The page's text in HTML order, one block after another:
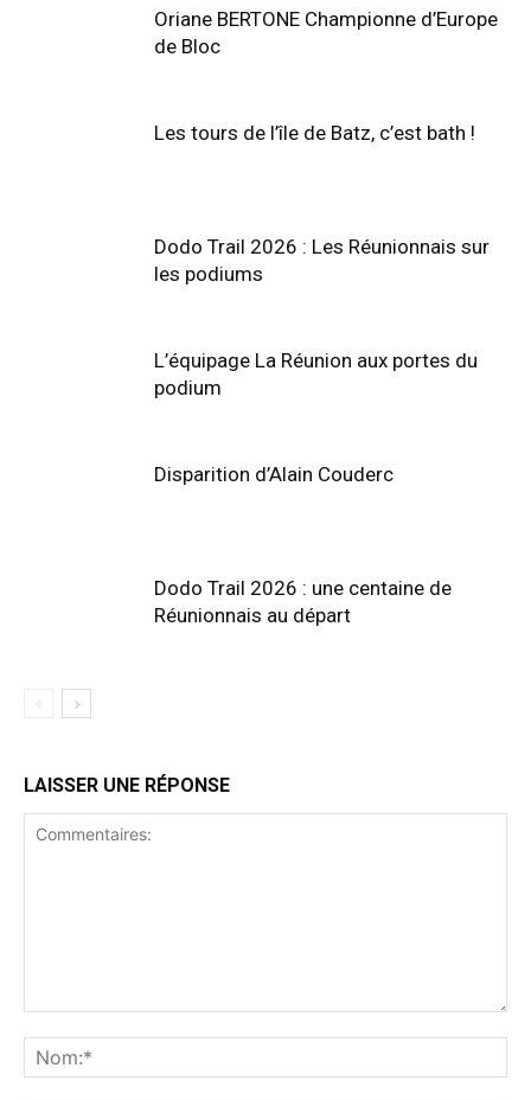
Oriane BERTONE Championne d’Europe
de Bloc
Les tours de l’île de Batz, c’est bath !
Dodo Trail 2026 : Les Réunionnais sur
les podiums
L’équipage La Réunion aux portes du
podium
Disparition d’Alain Couderc
Dodo Trail 2026 : une centaine de
Réunionnais au départ
LAISSER UNE RÉPONSE